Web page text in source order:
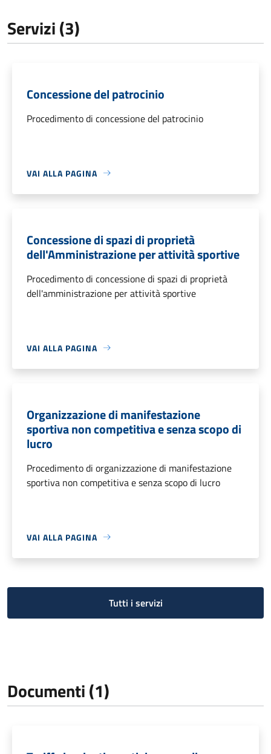
Servizi (3)
Concessione del patrocinio
Procedimento di concessione del patrocinio
VAI ALLA PAGINA
Concessione di spazi di proprietà
dell'Amministrazione per attività sportive
Procedimento di concessione di spazi di proprietà
dell'amministrazione per attività sportive
VAI ALLA PAGINA
Organizzazione di manifestazione
sportiva non competitiva e senza scopo di
lucro
Procedimento di organizzazione di manifestazione
sportiva non competitiva e senza scopo di lucro
VAI ALLA PAGINA
Tutti i servizi
Documenti (1)